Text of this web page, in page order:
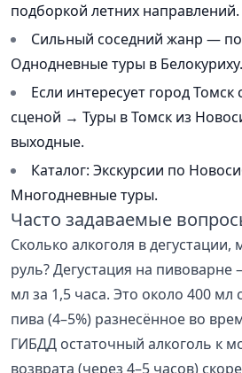
подборкой летних направлений.
Сильный соседний жанр —
Однодневные туры в Белокуриху.
Если интересует город Томск
сценой → Туры в Томск из
выходные.
Каталог: Экскурсии по
Многодневные туры.
Часто задаваемые
Сколько алкоголя в
руль? Дегустация на
мл за 1,5 часа. Это около 400 мл
пива (4–5%) разнесённое во
ГИБДД остаточный алкоголь к
возврата (через 4–5 часов)